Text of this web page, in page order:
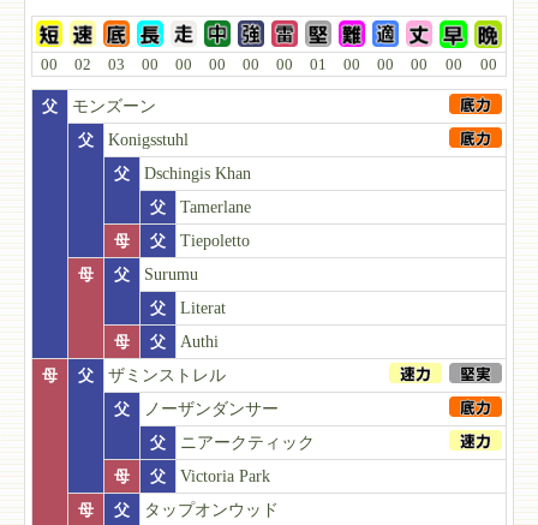
00 02 03 00 00 00 00 00 01 00 00 00 00 00
父
モンズーン
父
Konigsstuhl
父
Dschingis Khan
父
Tamerlane
母
父
Tiepoletto
母
父
Surumu
父
Literat
母
父
Authi
母
父
ザミンストレル
父
ノーザンダンサー
父
ニアークティック
母
父
Victoria Park
母
父
タップオンウッド